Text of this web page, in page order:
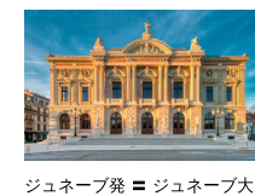
ジュネーブ発 〓 ジュネーブ大